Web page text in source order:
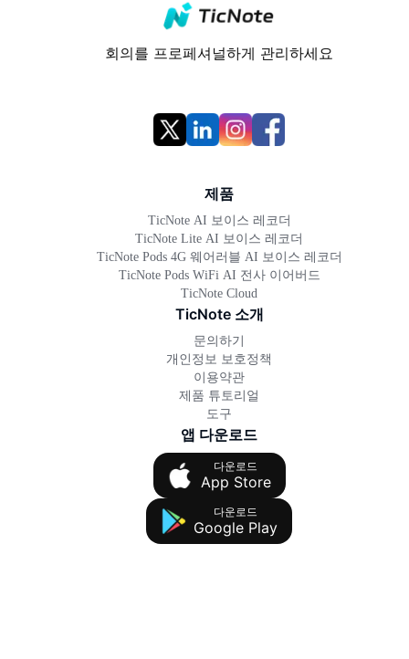
회의를 프로페셔널하게 관리하세요
제품
TicNote AI 보이스 레코더
TicNote Lite AI 보이스 레코더
TicNote Pods 4G 웨어러블 AI 보이스 레코더
TicNote Pods WiFi AI 전사 이어버드
TicNote Cloud
TicNote 소개
문의하기
개인정보 보호정책
이용약관
제품 튜토리얼
도구
앱 다운로드
다운로드
App Store
다운로드
Google Play